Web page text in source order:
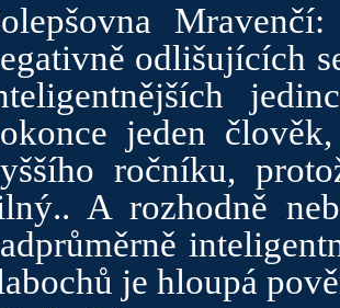
odlišujících
jeden
ročníku,
A rozhodně
je hloupá